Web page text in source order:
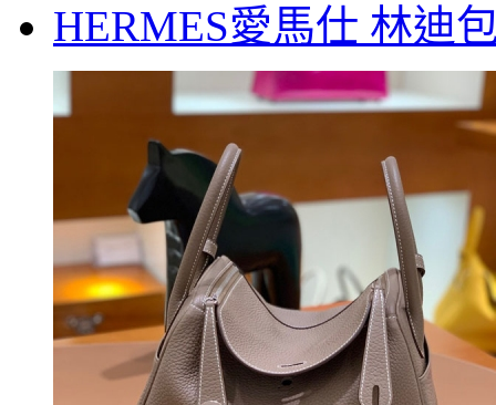
HERMES愛馬仕 林迪